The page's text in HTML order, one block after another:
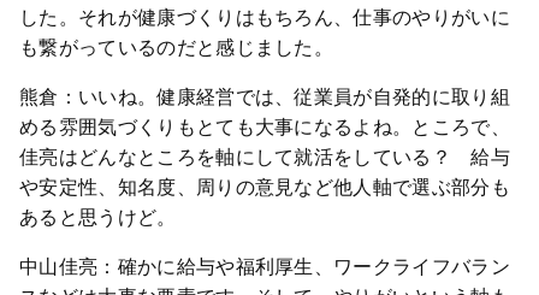
した。それが健康づくりはもちろん、仕事のやりがいに
も繋がっているのだと感じました。
熊倉：いいね。健康経営では、従業員が自発的に取り組
める雰囲気づくりもとても大事になるよね。ところで、
佳亮はどんなところを軸にして就活をしている？ 給与
や安定性、知名度、周りの意見など他人軸で選ぶ部分も
あると思うけど。
中山佳亮：確かに給与や福利厚生、ワークライフバラン